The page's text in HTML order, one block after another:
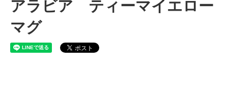
アラビア ティーマイエロー
マグ